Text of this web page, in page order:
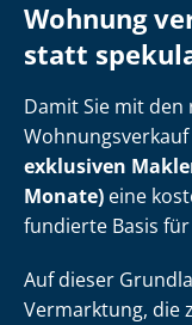
Wohnung
statt
Damit Sie mit
exklusiven
Monate) eine
fundierte Basis
Auf dieser
Vermarktung, die